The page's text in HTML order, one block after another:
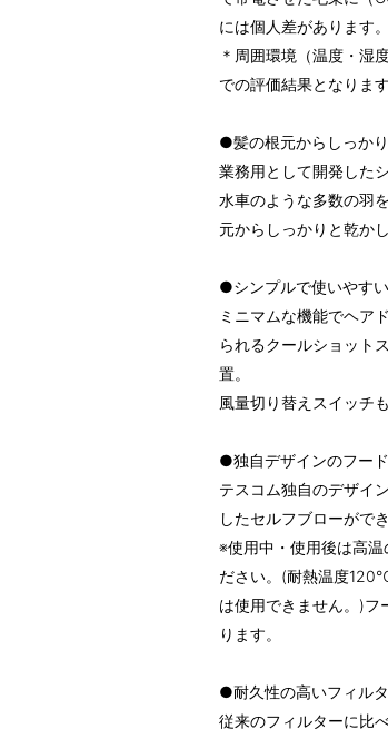
には個人差があります。
＊周囲環境（温度・湿
での評価結果となりま
●髪の根元からしっか
業務用として開発した
水車のような多数の羽
元からしっかりと乾かし
●シンプルで使いやす
ミニマムな機能でヘア
られるクールショット
置。
風量切り替えスイッチ
●独自デザインのフード
テスコム独自のデザイ
したセルフブローができ
※使用中・使用後は高
ださい。(耐熱温度
は使用できません。)フ
ります。
●耐久性の高いフィル
従来のフィルターに比